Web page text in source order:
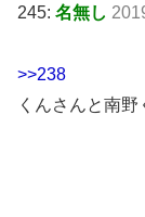
245: 名無し
>>238
くんさんと南